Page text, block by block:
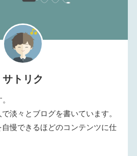
サトリク
淡々とブログを書いています。
慢できるほどのコンテンツに仕